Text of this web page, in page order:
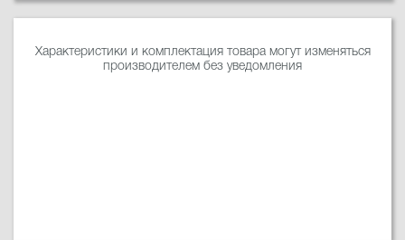
Характеристики и комплектация товара могут изменяться
производителем без уведомления